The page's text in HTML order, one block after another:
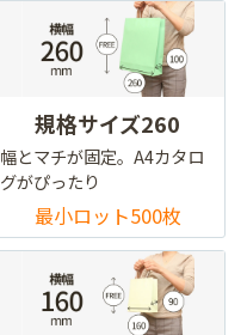
規格サイズ260
幅とマチが固定。A4カタロ
グがぴったり
最小ロット500枚